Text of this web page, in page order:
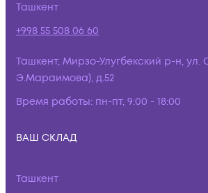
Ташкент
+998 55 508 06 60
Ташкент, Мирзо-Улугбекский р-н,
Э.Мараимова), д.52
Время работы: пн-пт, 9:00 - 18:00
ВАШ СКЛАД
Ташкент